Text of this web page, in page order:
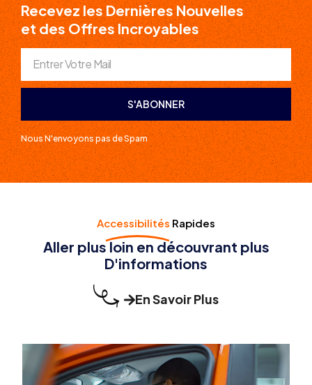
Recevez les Dernières Nouvelles
et des Offres Incroyables
S'ABONNER
Nous N'envoyons pas de Spam
Accessibilités Rapides
Aller plus loin en découvrant plus
D'informations
En Savoir Plus